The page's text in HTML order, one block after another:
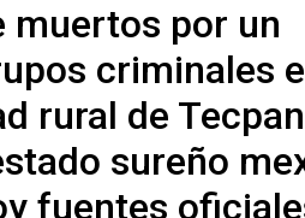
muertos por un
criminales
rural de
sureño
fuentes